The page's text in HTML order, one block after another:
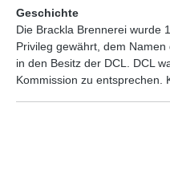
Geschichte
Die Brackla Brennerei wurde
Privileg gewährt, dem
in den Besitz der DCL. DCL
Kommission zu entsprechen.